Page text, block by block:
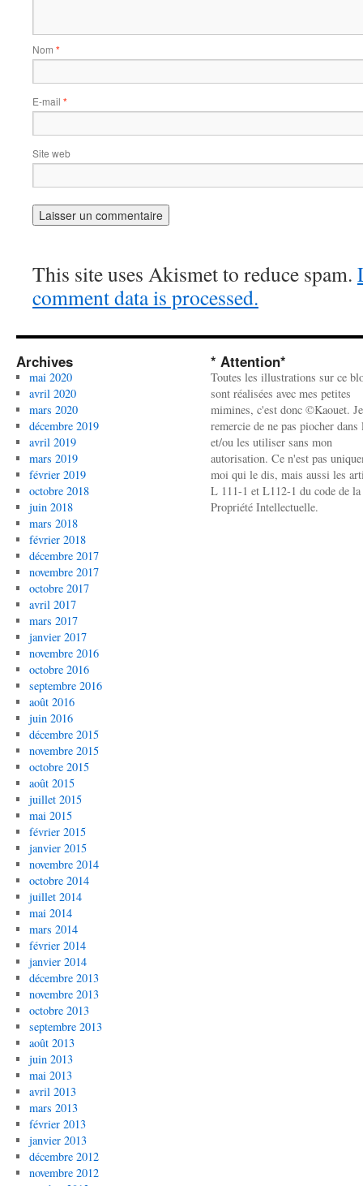
Nom *
E-mail *
Site web
This site uses Akismet to reduce spam.
comment data is processed.
Archives
mai 2020
avril 2020
mars 2020
décembre 2019
avril 2019
mars 2019
février 2019
octobre 2018
juin 2018
mars 2018
février 2018
décembre 2017
novembre 2017
octobre 2017
avril 2017
mars 2017
janvier 2017
novembre 2016
octobre 2016
septembre 2016
août 2016
juin 2016
décembre 2015
novembre 2015
octobre 2015
août 2015
juillet 2015
mai 2015
février 2015
janvier 2015
novembre 2014
octobre 2014
juillet 2014
mai 2014
mars 2014
février 2014
janvier 2014
décembre 2013
novembre 2013
octobre 2013
septembre 2013
août 2013
juin 2013
mai 2013
avril 2013
mars 2013
février 2013
janvier 2013
décembre 2012
novembre 2012
* Attention*
Toutes les illustrations sur ce
sont réalisées avec mes petites
mimines, c'est donc ©Kaouet.
remercie de ne pas piocher dans
et/ou les utiliser sans mon
autorisation. Ce n'est pas
moi qui le dis, mais aussi les
L 111-1 et L112-1 du code de la
Propriété Intellectuelle.